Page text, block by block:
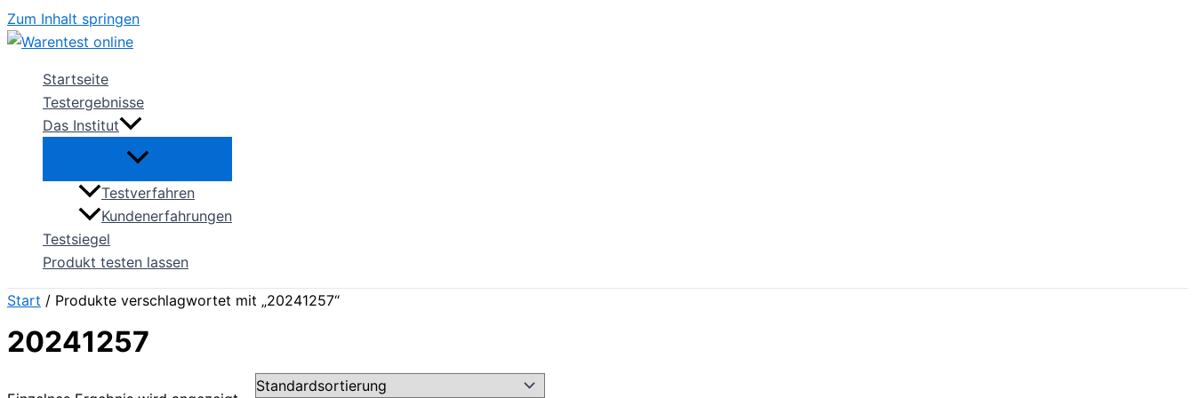
Zum Inhalt springen
Startseite
Testergebnisse
Das Institut
Testverfahren
Kundenerfahrungen
Testsiegel
Produkt testen lassen
Start / Produkte verschlagwortet mit „20241257“
20241257